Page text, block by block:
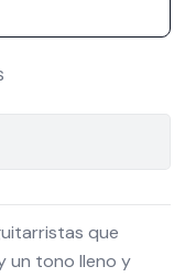
que
un tono lleno y